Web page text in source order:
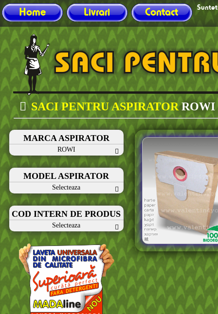
Home Livrari Contact
SACI PENTRU ASPIRATORROWI
MARCA ASPIRATOR
ROWI
MODEL ASPIRATOR
Selecteaza
COD INTERN DE PRODUS
Selecteaza